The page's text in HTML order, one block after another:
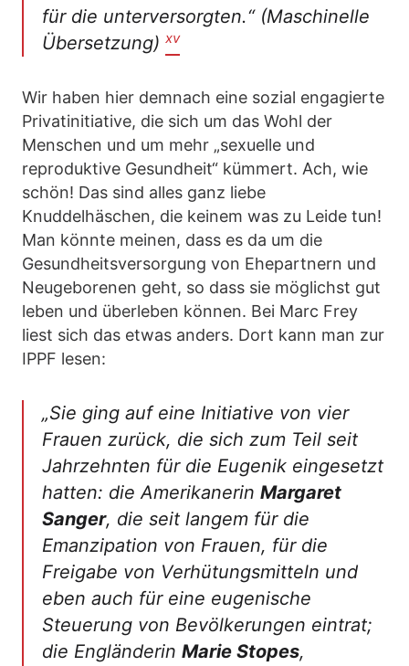
für die unterversorgten.“ (Maschinelle
Übersetzung) xv
Wir haben hier demnach eine sozial engagierte
Privatinitiative, die sich um das Wohl der
Menschen und um mehr „sexuelle und
reproduktive Gesundheit“ kümmert. Ach, wie
schön! Das sind alles ganz liebe
Knuddelhäschen, die keinem was zu Leide tun!
Man könnte meinen, dass es da um die
Gesundheitsversorgung von Ehepartnern und
Neugeborenen geht, so dass sie möglichst gut
leben und überleben können. Bei Marc Frey
liest sich das etwas anders. Dort kann man zur
IPPF lesen:
„Sie ging auf eine Initiative von vier
Frauen zurück, die sich zum Teil seit
Jahrzehnten für die Eugenik eingesetzt
hatten: die Amerikanerin Margaret
Sanger, die seit langem für die
Emanzipation von Frauen, für die
Freigabe von Verhütungsmitteln und
eben auch für eine eugenische
Steuerung von Bevölkerungen eintrat;
die Engländerin Marie Stopes,